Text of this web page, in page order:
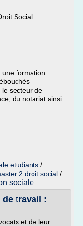
Social
une formation
le secteur de
du notariat ainsi
etudiants /
2 droit social /
sociale
travail :
et de leur